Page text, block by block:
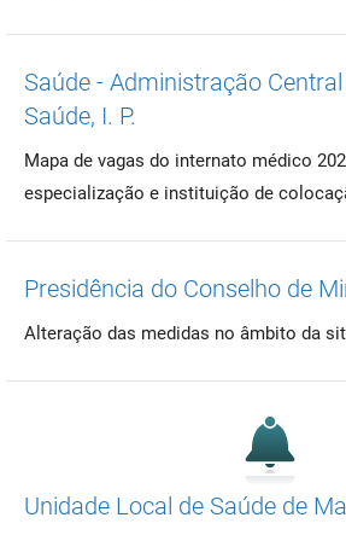
Saúde - Administração
Saúde, I. P.
Mapa de vagas do internato médico
especialização e instituição de
Presidência do Conselho de
Alteração das medidas no âmbito da
Unidade Local de Saúde de